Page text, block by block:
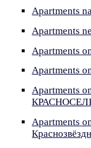
Apartments
Apartments
Apartments
Apartments
Apartments
Apartments